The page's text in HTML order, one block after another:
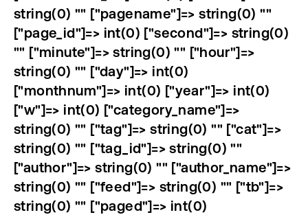
string(0) "" ["pagename"]=> string(0) ""
["page_id"]=> int(0) ["second"]=> string(0)
"" ["minute"]=> string(0) "" ["hour"]=>
string(0) "" ["day"]=> int(0)
["monthnum"]=> int(0) ["year"]=> int(0)
["w"]=> int(0) ["category_name"]=>
string(0) "" ["tag"]=> string(0) "" ["cat"]=>
string(0) "" ["tag_id"]=> string(0) ""
["author"]=> string(0) "" ["author_name"]=>
string(0) "" ["feed"]=> string(0) "" ["tb"]=>
string(0) "" ["paged"]=> int(0)